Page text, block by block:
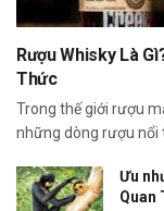
Rượu Whisky Là
Thức
Trong thế giới rượu
những dòng rượu nổi
Ưu
Quan